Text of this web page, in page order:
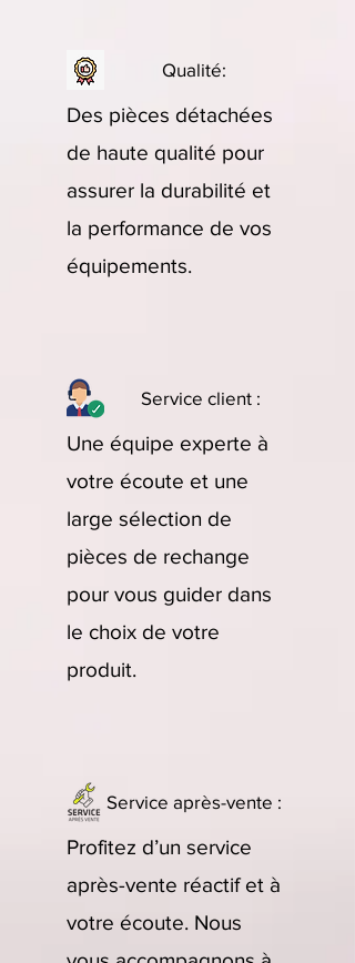
Qualité:
Des pièces détachées
de haute qualité pour
assurer la durabilité et
la performance de vos
équipements.
Service client :
Une équipe experte à
votre écoute et une
large sélection de
pièces de rechange
pour vous guider dans
le choix de votre
produit.
Service après-vente :
Profitez d’un service
après-vente réactif et à
votre écoute. Nous